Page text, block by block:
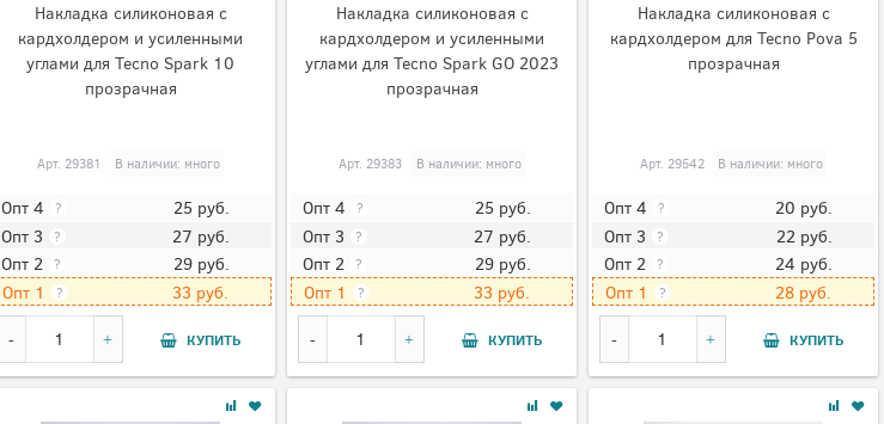
Накладка силиконовая с
кардхолдером и усиленными
углами для Tecno Spark 10
прозрачная
Арт. 29381 В наличии: много
Опт 4 ? 25 руб.
Опт 3 ? 27 руб.
Опт 2 ? 29 руб.
Опт 1 ? 33 руб.
КУПИТЬ
Накладка силиконовая с
кардхолдером и усиленными
углами для Tecno Spark GO 2023
прозрачная
Арт. 29383 В наличии: много
Опт 4 ? 25 руб.
Опт 3 ? 27 руб.
Опт 2 ? 29 руб.
Опт 1 ? 33 руб.
КУПИТЬ
Накладка силиконовая с
кардхолдером для Tecno Pova 5
прозрачная
Арт. 29542 В наличии: много
Опт 4 ? 20 руб.
Опт 3 ? 22 руб.
Опт 2 ? 24 руб.
Опт 1 ? 28 руб.
КУПИТЬ